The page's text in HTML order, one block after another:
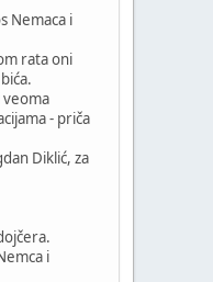
Nemaca i
rata oni
veoma
- priča
Diklić, za
i